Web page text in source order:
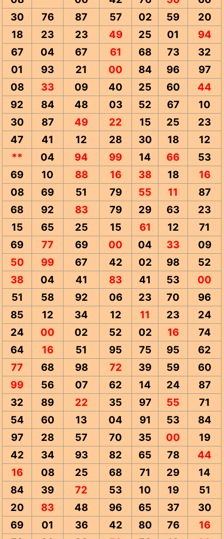
30
76 87 57 02 59
20
18
23 23 49 25 01
94
67
04 67 61 68 73
32
01
93 21 00 84 96
97
08
33 09 40 25 60
44
92
84 48 03 52 67
10
30
87 49 22 15 25
23
47
41 12 28 30 18
12
**
04 94 99 14 66
53
69
10 88 16 38 18
16
08
69 51 79 55 11
87
68
92 83 79 29 63
23
15
65 25 15 61 12
71
69
77 69 00 04 33
09
50
99 67 42 02 98
52
38
04 41 83 41 53
00
51
58 92 06 23 70
96
85
12 34 12 11 23
24
24
00 02 52 02 16
74
64
16 51 95 75 95
62
77
68 98 72 39 59
60
99
56 07 62 14 24
87
32
89 22 35 97 55
71
54
60 13 04 91 53
84
97
28 57 70 35 00
19
42
34 93 82 65 78
44
16
08 25 68 71 29
14
84
39 72 53 10 19
51
20
83 48 96 65 37
30
69
01 36 42 80 76
16